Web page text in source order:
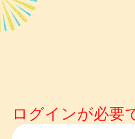
ログインが必要